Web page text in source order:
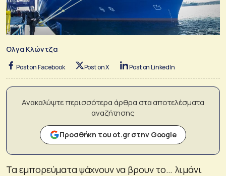
Ολγα Κλώντζα
Post on Facebook Post on X Post on LinkedIn
Ανακαλύψτε περισσότερα άρθρα στα αποτελέσματα
αναζήτησης
Προσθήκη του ot.gr στην Google
Τα εμπορεύματα ψάχνουν να βρουν το… λιμάνι